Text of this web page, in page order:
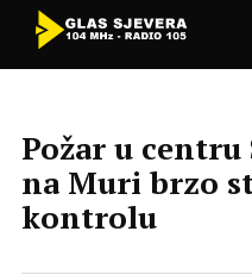
Požar u
na Muri brzo
kontrolu